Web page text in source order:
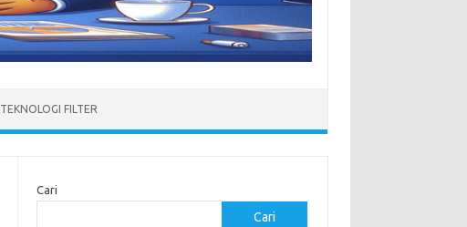
TEKNOLOGI FILTER
Cari
Cari